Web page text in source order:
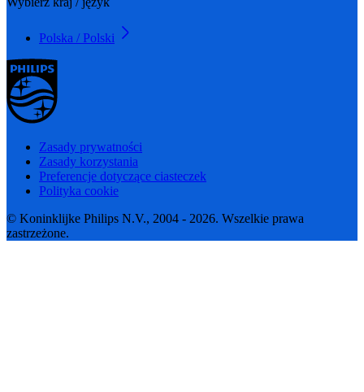
Polska / Polski
Zasady prywatności
Zasady korzystania
Preferencje dotyczące ciasteczek
Polityka cookie
© Koninklijke Philips N.V., 2004 - 2026. Wszelkie prawa
zastrzeżone.